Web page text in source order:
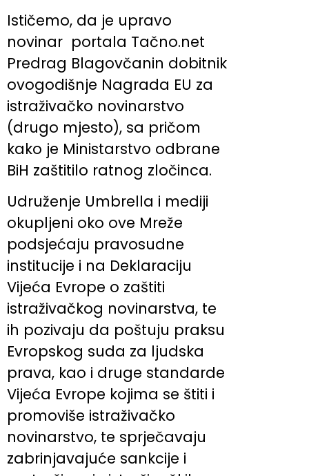
Ističemo, da je upravo
novinar portala Tačno.net
Predrag Blagovčanin dobitnik
ovogodišnje Nagrada EU za
istraživačko novinarstvo
(drugo mjesto), sa pričom
kako je Ministarstvo odbrane
BiH zaštitilo ratnog zločinca.
Udruženje Umbrella i mediji
okupljeni oko ove Mreže
podsjećaju pravosudne
institucije i na Deklaraciju
Vijeća Evrope o zaštiti
istraživačkog novinarstva, te
ih pozivaju da poštuju praksu
Evropskog suda za ljudska
prava, kao i druge standarde
Vijeća Evrope kojima se štiti i
promoviše istraživačko
novinarstvo, te sprječavaju
zabrinjavajuće sankcije i